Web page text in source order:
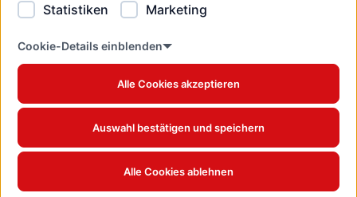
Statistiken
Marketing
Cookie-Details einblenden
Alle Cookies akzeptieren
Auswahl bestätigen und speichern
Alle Cookies ablehnen
Barrierefreiheit
Cookie Erklärung
www.luebeck.de